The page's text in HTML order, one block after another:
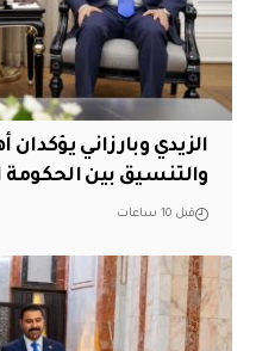
الزيدي وبارزاني يؤكدان
والتنسيق بين الحكومة
قبل 10 ساعات